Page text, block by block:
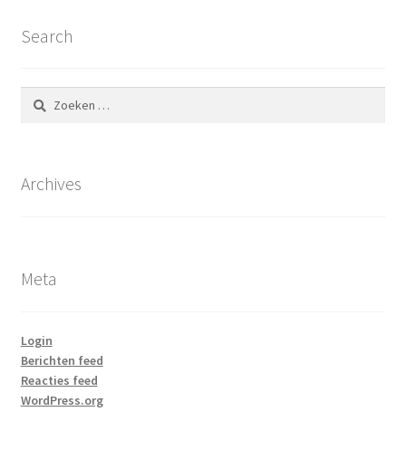
Search
Zoeken
naar:
Archives
Meta
Login
Berichten feed
Reacties feed
WordPress.org